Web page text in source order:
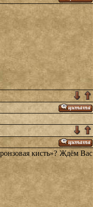
кисть»? Ждём Вас